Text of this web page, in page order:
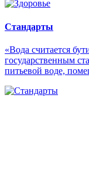
Стандарты
«Вода считается
государственным
питьевой воде,